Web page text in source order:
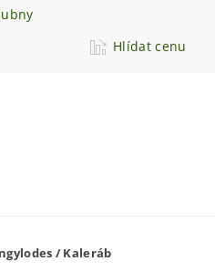
Hlídat cenu
/ Kaleráb